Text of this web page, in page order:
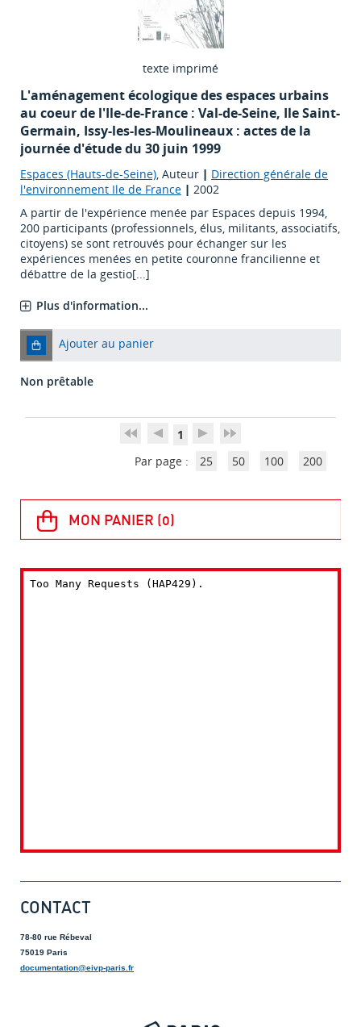
texte imprimé
L'aménagement écologique des espaces urbains
au coeur de l'Ile-de-France : Val-de-Seine, Ile Saint-
Germain, Issy-les-les-Moulineaux : actes de la
journée d'étude du 30 juin 1999
Espaces (Hauts-de-Seine), Auteur | Direction générale de
l'environnement Ile de France | 2002
A partir de l'expérience menée par Espaces depuis 1994,
200 participants (professionnels, élus, militants, associatifs,
citoyens) se sont retrouvés pour échanger sur les
expériences menées en petite couronne francilienne et
débattre de la gestio[...]
Plus d'information...
Ajouter au panier
Non prêtable
1
Par page :
25 50 100 200
CONTACT
78-80 rue Rébeval
75019 Paris
documentation@eivp-paris.fr